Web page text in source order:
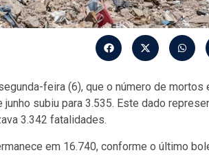
feira (6), que o número de mortos
subiu para 3.535. Este dado
3.342 fatalidades.
em 16.740, conforme o último